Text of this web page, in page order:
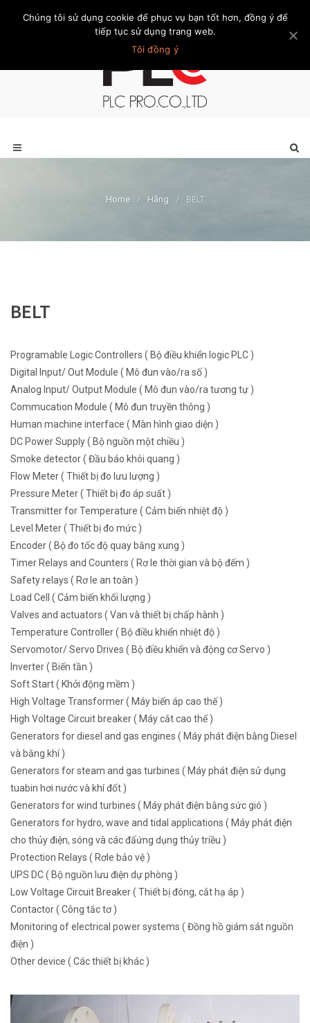
Trang chủ Giới thiệu Khách hàng Liên hệ Thành viên
Home / Hãng / BELT
BELT
Programable Logic Controllers ( Bộ điều khiển logic PLC )
Digital Input/ Out Module ( Mô đun vào/ra số )
Analog Input/ Output Module ( Mô đun vào/ra tương tự )
Commucation Module ( Mô đun truyền thông )
Human machine interface ( Màn hình giao diện )
DC Power Supply ( Bộ nguồn một chiều )
Smoke detector ( Đầu báo khói quang )
Flow Meter ( Thiết bị đo lưu lượng )
Pressure Meter ( Thiết bị đo áp suất )
Transmitter for Temperature ( Cảm biến nhiệt độ )
Level Meter ( Thiết bị đo mức )
Encoder ( Bộ đo tốc độ quay bằng xung )
Timer Relays and Counters ( Rơ le thời gian và bộ đếm )
Safety relays ( Rơ le an toàn )
Load Cell ( Cảm biến khối lượng )
Valves and actuators ( Van và thiết bị chấp hành )
Temperature Controller ( Bộ điều khiển nhiệt độ )
Servomotor/ Servo Drives ( Bộ điều khiển và động cơ Servo )
Inverter ( Biến tần )
Soft Start ( Khởi động mềm )
High Voltage Transformer ( Máy biến áp cao thế )
High Voltage Circuit breaker ( Máy cắt cao thế )
Generators for diesel and gas engines ( Máy phát điện bằng Diesel
và bằng khí )
Generators for steam and gas turbines ( Máy phát điện sử dụng
tuabin hơi nước và khí đốt )
Generators for wind turbines ( Máy phát điện bằng sức gió )
Generators for hydro, wave and tidal applications ( Máy phát điện
cho thủy điện, sóng và các đấứng dụng thủy triều )
Protection Relays ( Rơle bảo vệ )
UPS DC ( Bộ nguồn lưu điện dự phòng )
Low Voltage Circuit Breaker ( Thiết bị đóng, cắt hạ áp )
Contactor ( Công tắc tơ )
Monitoring of electrical power systems ( Đồng hồ giám sát nguồn
điện )
Other device ( Các thiết bị khác )
Chúng tôi sử dụng cookie để phục vụ bạn tốt hơn, đồng ý để
tiếp tục sử dụng trang web.
Tôi đồng ý